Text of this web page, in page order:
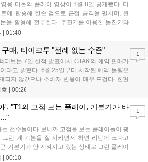
웅 디몬의 플레이 영상이 8월 8일 공개됐다. 디
에 탑승해 한손 검으로 근접 공격을 펼치며, 왼
을 활용해 전투한다. 추진기를 이용한 돌진기와
기를 보유했고, 메카 파괴 시 맨몸으로 기관총을
이트를 통해 정식 출시될 예정이다....
01:40
구매, 테이크투 "전례 없는 수준"
티브는 7일 실적 발표에서 'GTA6'의 예약 판매가
라고 밝혔다. 6월 25일부터 시작된 예약 물량은
되지 않았으나 소비자 반응이 매우 뜨겁다. 한편
Xbox 시리즈 X|S로 정식 출시될 예정이며, 록
Auto VI: An Extended Look'을 최초 공개할 계획
호 00:26
1
', "T1의 고점 보는 플레이, 기본기가 바
는 선수들이다 보니까 고점을 보는 플레이들이 굉
그런 게 기본을 잘 지키면서 하면 리턴이 크다고
기본기가 안 지켜지고 있는 상태로 그런 플레이
까 팀적으로 안 좋은 사고가 계속 많이 났던 것
00:10
1